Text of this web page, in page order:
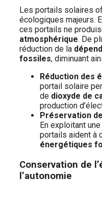
Les portails solaires
écologiques majeurs.
ces portails ne
atmosphérique. De
réduction de la
fossiles, diminuant
Réduction des
portail solaire
de dioxyde de
production
Préservation
En exploitant
portails aident à
énergétiques
Conservation de
l’autonomie